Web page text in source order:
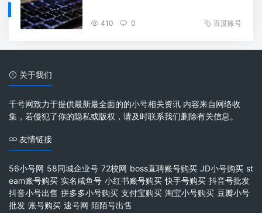
410 0 百度账号
关于我们
千号网致力于提供最新最全面的的小号相关资讯 内容来自网络收
集，若侵犯了你的隐私或版权，请及时联系我们删除有关信息。
友情链接
56小号网 58同城企业号 72校网 boss直聘账号购买 JD小号购买 st
eam账号购买 实名咸鱼号 小红书账号购买 快手号购买 抖音号批发
抖音小号出售 拼多多小号购买 支付宝购买 淘宝小号购买 豆瓣小号
批发 账号购买 速号网 陌陌号出售